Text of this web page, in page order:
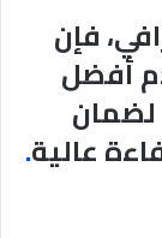
فإن
أفضل
لضمان
عالية.